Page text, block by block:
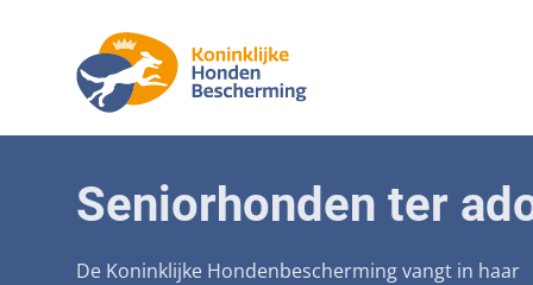
Seniorhonden ter
De Koninklijke Hondenbescherming vangt in haar